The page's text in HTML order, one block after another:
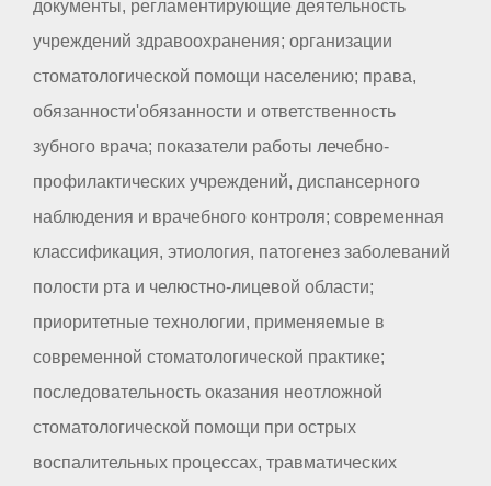
документы, регламентирующие деятельность
учреждений здравоохранения; организации
стоматологической помощи населению; права,
обязанности'обязанности и ответственность
зубного врача; показатели работы лечебно-
профилактических учреждений, диспансерного
наблюдения и врачебного контроля; современная
классификация, этиология, патогенез заболеваний
полости рта и челюстно-лицевой области;
приоритетные технологии, применяемые в
современной стоматологической практике;
последовательность оказания неотложной
стоматологической помощи при острых
воспалительных процессах, травматических